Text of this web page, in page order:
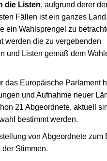
die Listen, aufgrund derer
Fällen ist ein ganzes
ein Wahlsprengel zu
werden die zu vergebenden
und Listen gemäß dem
das Europäische Parlament
und Aufnahme neuer
21 Abgeordnete, aktuell
bestimmt werden.
von Abgeordnete zum
Stimmen.